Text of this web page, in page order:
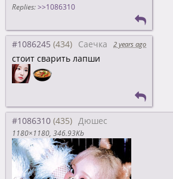
Replies: >>1086310
#1086245 Саечка 2 years ago
стоит сварить лапши
#1086310 Дюшес
1180×1180 346.93Kb